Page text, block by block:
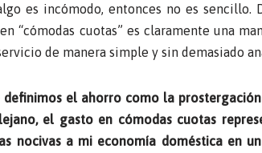
es incómodo, entonces no es sencillo.
“cómodas cuotas” es claramente una
de manera simple y sin demasiado
definimos el ahorro como la
el gasto en cómodas cuotas
nocivas a mi economía doméstica en